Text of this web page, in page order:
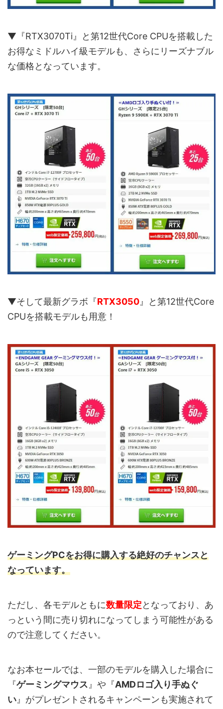
▼『RTX3070Ti』と第12世代Core CPUを搭載した
お得なミドルハイ級モデルも、さらにリーズナブル
な価格となっています。
▼そして最新グラボ『RTX3050 』と第12世代Core
CPUを搭載モデルも用意！
ゲーミングPCをお得に購入する絶好のチャンスと
なっています。
ただし、各モデルともに数量限定となっており、あ
っという間に売り切れになってしまう可能性がある
ので注意してください。
なお本セールでは、一部のモデルを購入した場合に
『ゲーミングマウス』や『AMDロゴ入り手ぬぐ
い』がプレゼントされるキャンペーンも実施されて